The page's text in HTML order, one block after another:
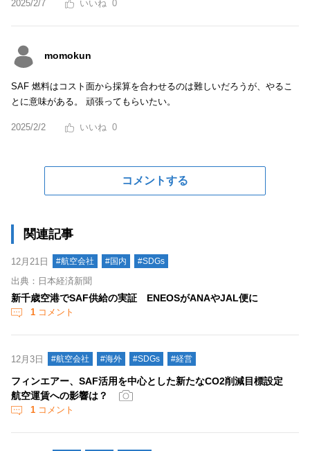
2025/2/7 0
momokun
SAF 燃料はコスト面から採算を合わせるのは難しいだろうが、やるこ
とに意味がある。 頑張ってもらいたい。
2025/2/2 0
コメントする
関連記事
12月21日 #航空会社 #国内 #SDGs
出典：日本経済新聞
新千歳空港でSAF供給の実証 ENEOSがANAやJAL便に
1 コメント
12月3日 #航空会社 #海外 #SDGs #経営
フィンエアー、SAF活用を中心とした新たなCO2削減目標設定
航空運賃への影響は？
1 コメント